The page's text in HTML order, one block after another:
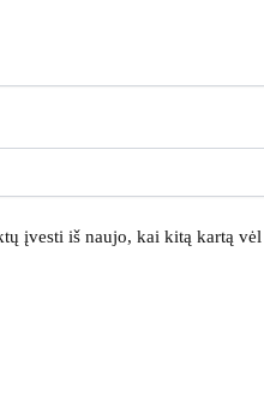
įvesti iš naujo, kai kitą kartą vėl